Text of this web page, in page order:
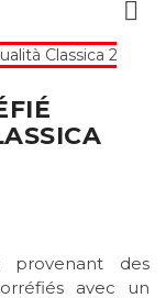

des
avec un